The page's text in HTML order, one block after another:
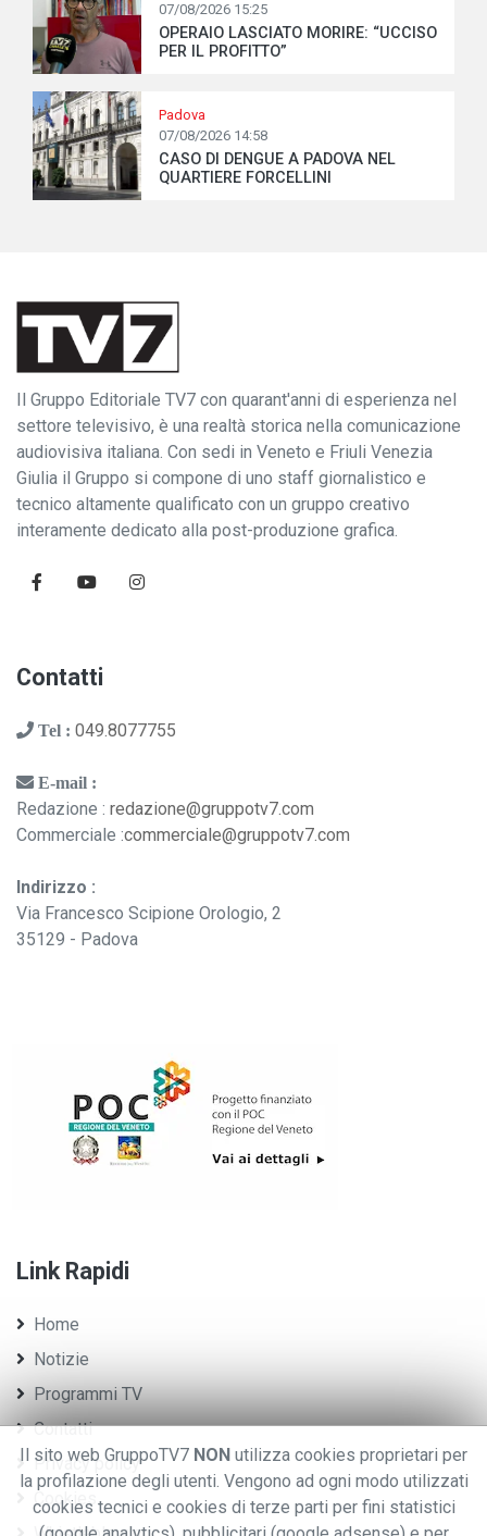
07/08/2026 15:25
OPERAIO LASCIATO MORIRE: “UCCISO
PER IL PROFITTO”
Padova
07/08/2026 14:58
CASO DI DENGUE A PADOVA NEL
QUARTIERE FORCELLINI
Il Gruppo Editoriale TV7 con quarant'anni di esperienza nel
settore televisivo, è una realtà storica nella comunicazione
audiovisiva italiana. Con sedi in Veneto e Friuli Venezia
Giulia il Gruppo si compone di uno staff giornalistico e
tecnico altamente qualificato con un gruppo creativo
interamente dedicato alla post-produzione grafica.
Contatti
Tel : 049.8077755
E-mail :
Redazione : redazione@gruppotv7.com
Commerciale :commerciale@gruppotv7.com
Indirizzo :
Via Francesco Scipione Orologio, 2
35129 - Padova
Link Rapidi
Home
Notizie
Programmi TV
Contatti
Privacy policy
Cookies
Il sito web GruppoTV7 NON utilizza cookies proprietari per
la profilazione degli utenti. Vengono ad ogni modo utilizzati
cookies tecnici e cookies di terze parti per fini statistici